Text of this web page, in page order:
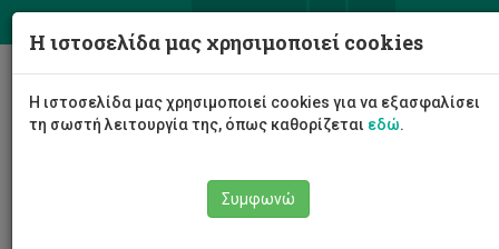
Η ιστοσελίδα μας χρησιμοποιεί cookies
Η ιστοσελίδα μας χρησιμοποιεί cookies για να εξασφαλίσει
τη σωστή λειτουργία της, όπως καθορίζεται εδώ.
Συμφωνώ